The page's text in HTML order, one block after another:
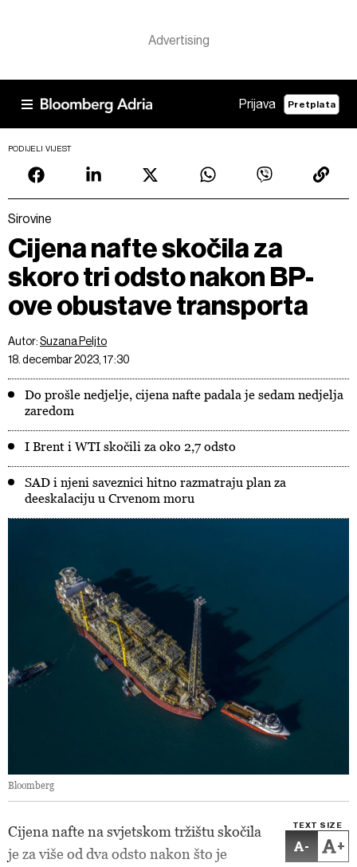
Prijava Pretplata
PODIJELI VIJEST
Sirovine
Cijena nafte skočila za
skoro tri odsto nakon BP-
ove obustave transporta
Autor:Suzana Peljto
18. decembar 2023, 17:30
Do prošle nedjelje, cijena nafte padala je sedam nedjelja
zaredom
I Brent i WTI skočili za oko 2,7 odsto
SAD i njeni saveznici hitno razmatraju plan za
deeskalaciju u Crvenom moru
Bloomberg
TEXT SIZE
- +
Cijena nafte na svjetskom tržištu skočila
je za više od dva odsto nakon što je